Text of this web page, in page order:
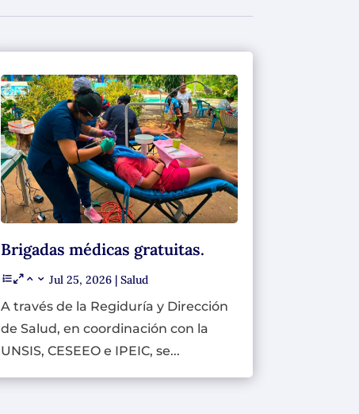
Brigadas médicas gratuitas.
Jul 25, 2026| Salud
A través de la Regiduría y Dirección
de Salud, en coordinación con la
UNSIS, CESEEO e IPEIC, se...